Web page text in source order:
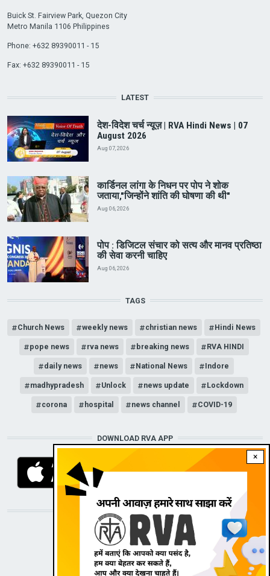
×
Buick St. Fairview Park, Quezon City
Metro Manila 1106 Philippines
Phone: +632 89390011 - 15
Fax: +632 89390011 - 15
LATEST
देश-विदेश चर्च न्यूज़ | RVA Hindi News | 07
August 2026
Aug 07, 2026
कार्डिनल लांगा के निधन पर पोप ने शोक
जताया,"जिन्होंने शांति की घोषणा की थी"
Aug 06, 2026
पोप : डिजिटल संचार को सत्य और मानव प्रतिष्ठा
की सेवा करनी चाहिए
Aug 06, 2026
TAGS
Church News weekly news christian news Hindi News
pope news rva news breaking news RVA HINDI
daily news news National News Indore
madhypradesh Unlock news update Lockdown
corona hospital news channel COVID-19
DOWNLOAD RVA APP
STAY CONNECTED WITH US!